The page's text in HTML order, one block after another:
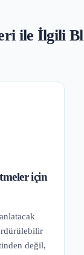
ile İlgili
için
değil,